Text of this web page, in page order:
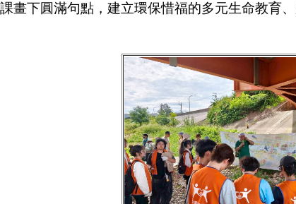
課畫下圓滿句點，建立環保惜福的多元生命教育